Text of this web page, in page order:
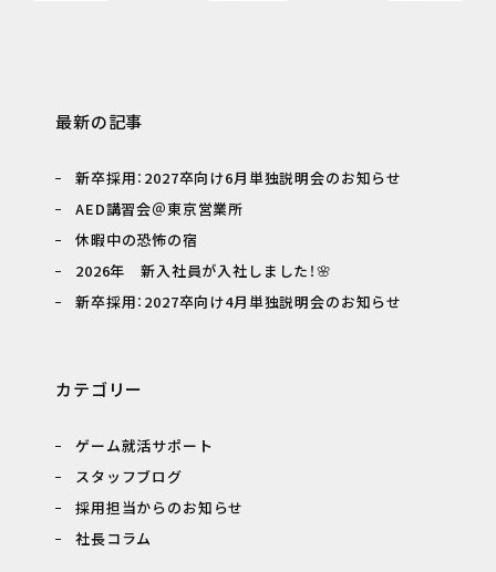
最新の記事
新卒採用：2027卒向け6月単独説明会のお知らせ
AED講習会＠東京営業所
休暇中の恐怖の宿
2026年 新入社員が入社しました！🌸
新卒採用：2027卒向け4月単独説明会のお知らせ
カテゴリー
ゲーム就活サポート
スタッフブログ
採用担当からのお知らせ
社長コラム